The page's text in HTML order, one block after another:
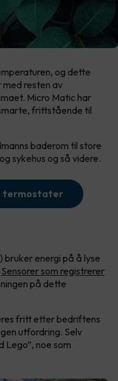
og dette
resten av
Micro Matic har
frittstående til
baderom til store
sykehus og så videre.
termostater
energi på å lyse
Sensorer som registrerer
på dette
fritt etter bedriftens
utfordring. Selv
Lego”, noe som